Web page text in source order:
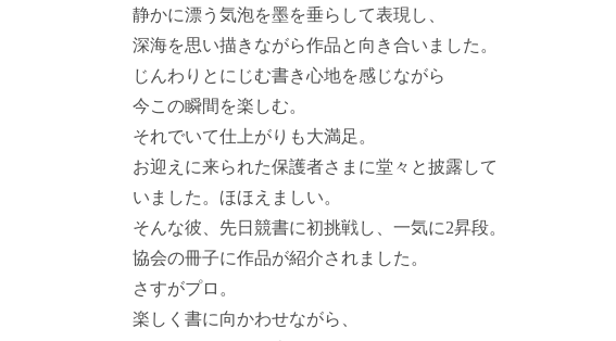
静かに漂う気泡を墨を垂らして表現し、
深海を思い描きながら作品と向き合いました。
じんわりとにじむ書き心地を感じながら
今この瞬間を楽しむ。
それでいて仕上がりも大満足。
お迎えに来られた保護者さまに堂々と披露して
いました。ほほえましい。
そんな彼、先日競書に初挑戦し、一気に2昇段。
協会の冊子に作品が紹介されました。
さすがプロ。
楽しく書に向かわせながら、